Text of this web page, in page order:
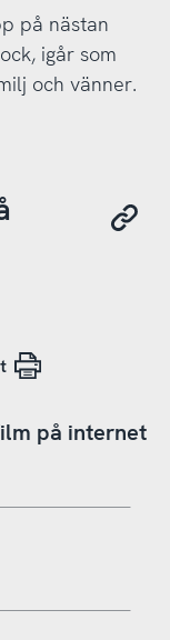
på nästan
igår som
och vänner.
på internet